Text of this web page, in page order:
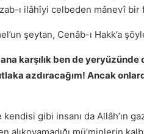
ı ilâhîyi celbeden mânevî bir
şeytan, Cenâb-ı Hakk’a
karşılık ben de yeryüzünde
azdıracağım! Ancak
kendisi gibi insanı da Allâh’ın